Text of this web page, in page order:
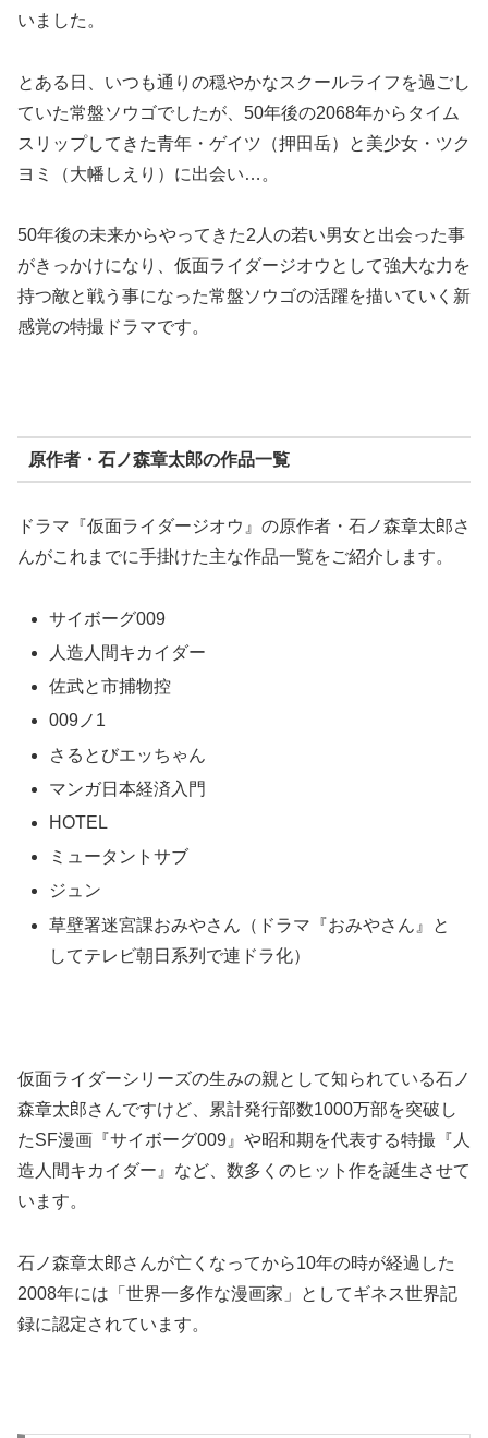
いました。
とある日、いつも通りの穏やかなスクールライフを過ごし
ていた常盤ソウゴでしたが、50年後の2068年からタイム
スリップしてきた青年・ゲイツ（押田岳）と美少女・ツク
ヨミ（大幡しえり）に出会い…。
50年後の未来からやってきた2人の若い男女と出会った事
がきっかけになり、仮面ライダージオウとして強大な力を
持つ敵と戦う事になった常盤ソウゴの活躍を描いていく新
感覚の特撮ドラマです。
原作者・石ノ森章太郎の作品一覧
ドラマ『仮面ライダージオウ』の原作者・石ノ森章太郎さ
んがこれまでに手掛けた主な作品一覧をご紹介します。
サイボーグ009
人造人間キカイダー
佐武と市捕物控
009ノ1
さるとびエッちゃん
マンガ日本経済入門
HOTEL
ミュータントサブ
ジュン
草壁署迷宮課おみやさん（ドラマ『おみやさん』と
してテレビ朝日系列で連ドラ化）
仮面ライダーシリーズの生みの親として知られている石ノ
森章太郎さんですけど、累計発行部数1000万部を突破し
たSF漫画『サイボーグ009』や昭和期を代表する特撮『人
造人間キカイダー』など、数多くのヒット作を誕生させて
います。
石ノ森章太郎さんが亡くなってから10年の時が経過した
2008年には「世界一多作な漫画家」としてギネス世界記
録に認定されています。